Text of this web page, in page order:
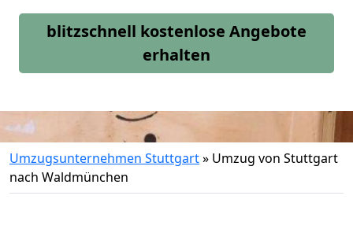
blitzschnell kostenlose Angebote
erhalten
Umzugsunternehmen Stuttgart» Umzug von Stuttgart
nach Waldmünchen